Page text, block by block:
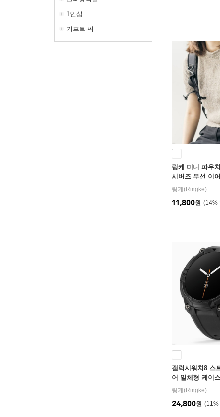
1인샵
기프트 픽
링케 미니 파우
시버즈 무선 이
링케(Ringke)
14%
11,800원
갤럭시워치8 스
어 일체형 케이
질 밴드
링케(Ringke)
11%
24,800원